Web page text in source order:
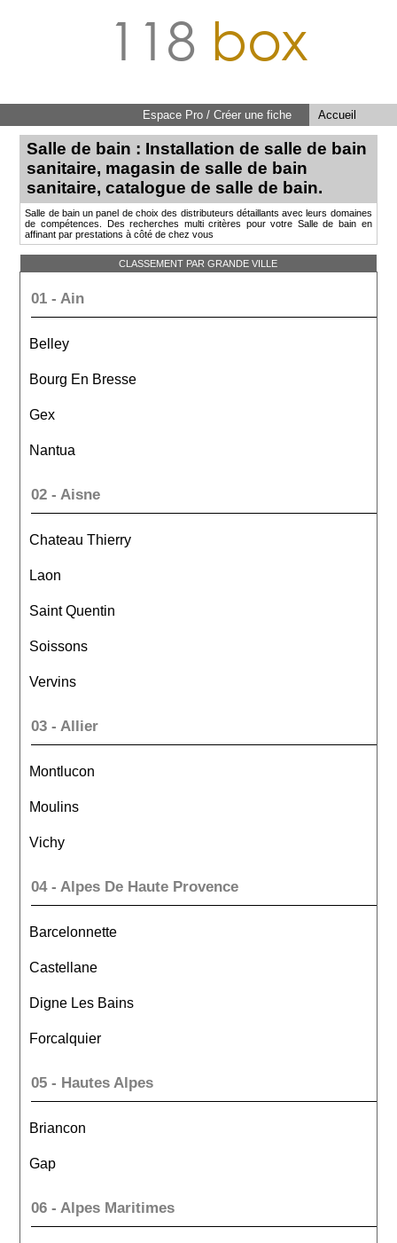
118 box
Accueil
Espace Pro / Créer une fiche
Salle de bain : Installation de salle de bain
sanitaire, magasin de salle de bain
sanitaire, catalogue de salle de bain.
Salle de bain un panel de choix des distributeurs détaillants avec leurs domaines
de compétences. Des recherches multi critères pour votre Salle de bain en
affinant par prestations à côté de chez vous
CLASSEMENT PAR GRANDE VILLE
01 - Ain
Belley
Bourg En Bresse
Gex
Nantua
02 - Aisne
Chateau Thierry
Laon
Saint Quentin
Soissons
Vervins
03 - Allier
Montlucon
Moulins
Vichy
04 - Alpes De Haute Provence
Barcelonnette
Castellane
Digne Les Bains
Forcalquier
05 - Hautes Alpes
Briancon
Gap
06 - Alpes Maritimes